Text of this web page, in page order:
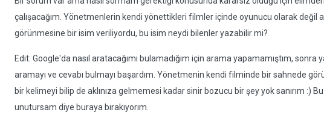
çalışacağım. Yönetmenlerin kendi yönettikleri filmler içinde oyunucu olarak değil
görünmesine bir isim veriliyordu, bu isim neydi bilenler yazabilir mi?
Edit: Google'da nasıl aratacağımı bulamadığım için arama yapamamıştım, sonra
aramayı ve cevabı bulmayı başardım. Yönetmenin kendi filminde bir sahnede
bir kelimeyi bilip de aklınıza gelmemesi kadar sinir bozucu bir şey yok sanırım :)
unutursam diye buraya bırakıyorım.